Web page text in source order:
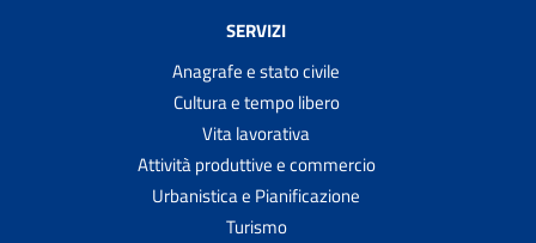
SERVIZI
Anagrafe e stato civile
Cultura e tempo libero
Vita lavorativa
Attività produttive e commercio
Urbanistica e Pianificazione
Turismo